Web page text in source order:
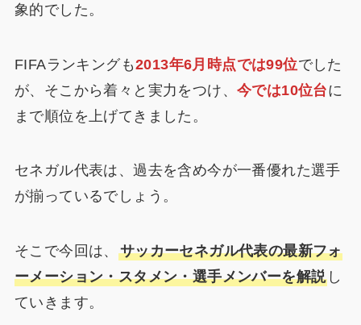
象的でした。
FIFAランキングも2013年6月時点では99位でした
が、そこから着々と実力をつけ、 今では10位台に
まで順位を上げてきました。
セネガル代表は、過去を含め今が一番優れた選手
が揃っているでしょう。
そこで今回は、 サッカーセネガル代表の最新フォ
ーメーション・スタメン・選手メンバーを解説 し
ていきます。